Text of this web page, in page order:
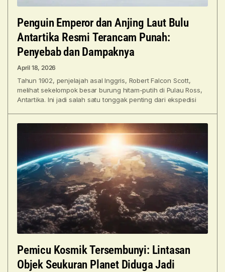
Penguin Emperor dan Anjing Laut Bulu
Antartika Resmi Terancam Punah:
Penyebab dan Dampaknya
April 18, 2026
Tahun 1902, penjelajah asal Inggris, Robert Falcon Scott,
melihat sekelompok besar burung hitam-putih di Pulau Ross,
Antartika. Ini jadi salah satu tonggak penting dari ekspedisi
Pemicu Kosmik Tersembunyi: Lintasan
Objek Seukuran Planet Diduga Jadi